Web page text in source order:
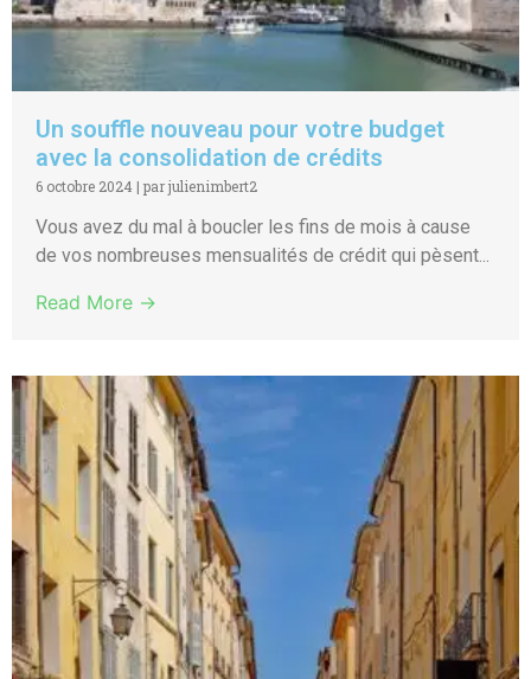
Un souffle nouveau pour votre budget
avec la consolidation de crédits
6 octobre 2024 | par julienimbert2
Vous avez du mal à boucler les fins de mois à cause
de vos nombreuses mensualités de crédit qui pèsent...
Read More →